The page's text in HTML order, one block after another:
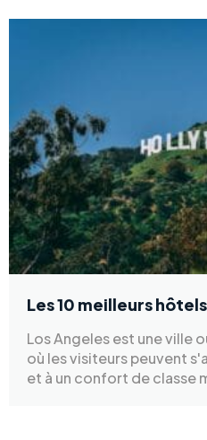
Les 10 meilleurs
Los Angeles est une ville
où les visiteurs peuvent
et à un confort de classe